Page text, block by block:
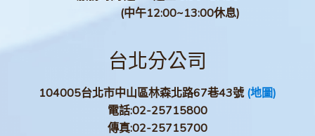
(中午12:00~13:00休息)
台北分公司
104005台北市中山區林森北路67巷43號(地圖)
電話:02-25715800
傳真:02-25715700